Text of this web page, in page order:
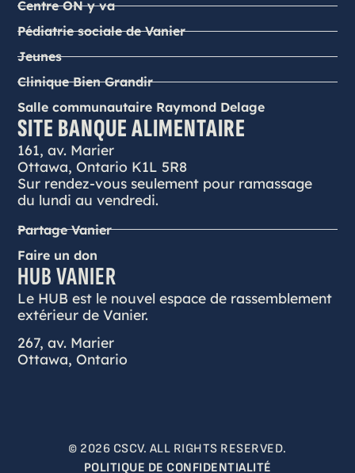
Centre ON y va
Pédiatrie sociale de Vanier
Jeunes
Clinique Bien Grandir
Salle communautaire Raymond Delage
SITE BANQUE ALIMENTAIRE
161, av. Marier
Ottawa, Ontario K1L 5R8
Sur rendez-vous seulement pour ramassage
du lundi au vendredi.
Partage Vanier
Faire un don
HUB VANIER
Le HUB est le nouvel espace de rassemblement
extérieur de Vanier.
267, av. Marier
Ottawa, Ontario
© 2026 CSCV. ALL RIGHTS RESERVED.
POLITIQUE DE CONFIDENTIALITÉ